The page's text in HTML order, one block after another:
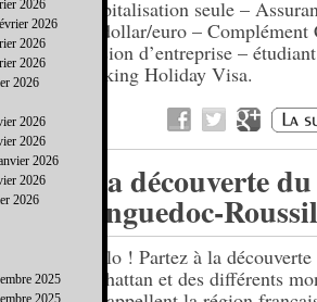
Hospitalisation seule –
1er dollar/euro – Complément
Mission d’entreprise –
Working Holiday Visa.
A la découverte du
Languedoc-
A vélo ! Partez à la découverte
Manhattan et des différents
2026
2026
2026
2026
2026
2026
2026
2026
2026
2026
2025
2025